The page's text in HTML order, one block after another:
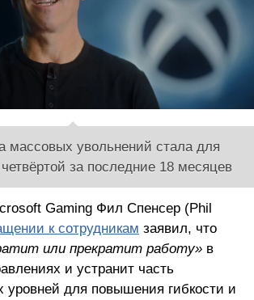
массовых увольнений стала для
за последние 18 месяцев
Gaming Фил Спенсер (Phil
к сотрудникам заявил, что
или прекратит работу»в
и устранит часть
уровней для повышения гибкости и